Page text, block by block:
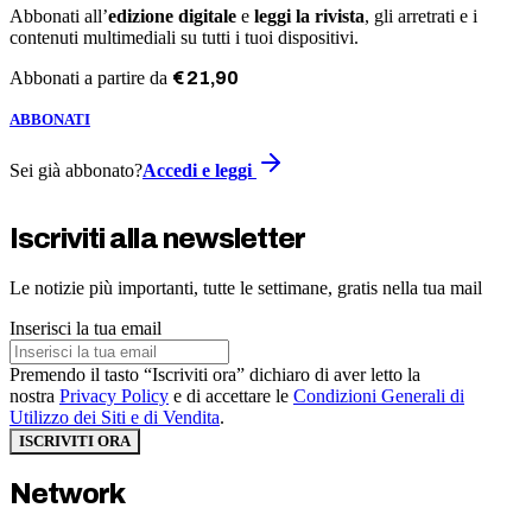
Abbonati all’edizione digitale e leggi la rivista, gli arretrati e i
contenuti multimediali su tutti i tuoi dispositivi.
Abbonati a partire da €21,90
ABBONATI
Sei già abbonato?Accedi e leggi
Iscriviti alla newsletter
Le notizie più importanti, tutte le settimane, gratis nella tua mail
Inserisci la tua email
Premendo il tasto “Iscriviti ora” dichiaro di aver letto la
nostra Privacy Policy e di accettare le Condizioni Generali di
Utilizzo dei Siti e di Vendita.
ISCRIVITI ORA
Network